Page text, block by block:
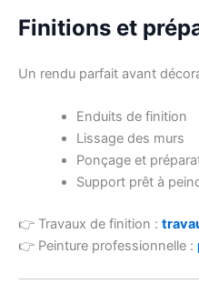
Finitions et
Un rendu parfait avant
Enduits de finition
Lissage des murs
Ponçage et
Support prêt à
👉 Travaux de finition :
👉 Peinture professionnelle :